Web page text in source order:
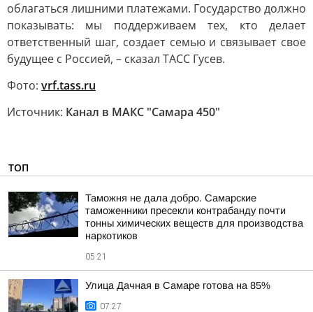
облагаться лишними платежами. Государство должно
показывать: мы поддерживаем тех, кто делает
ответственный шаг, создает семью и связывает свое
будущее с Россией, – сказал ТАСС Гусев.
Фото: vrf.tass.ru
Источник: Канал в МАКС "Самара 450"
ТОП
Таможня не дала добро. Самарские
таможенники пресекли контрабанду почти
тонны химических веществ для производства
наркотиков
05:21
Улица Дачная в Самаре готова на 85%
07:27